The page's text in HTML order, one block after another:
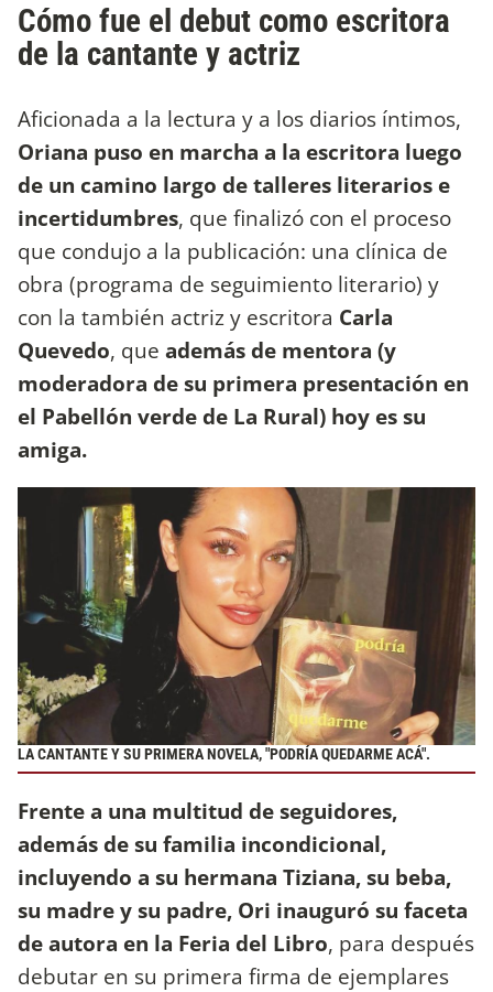
Cómo fue el debut como escritora
de la cantante y actriz
Aficionada a la lectura y a los diarios íntimos,
Oriana puso en marcha a la escritora luego
de un camino largo de talleres literarios e
incertidumbres, que finalizó con el proceso
que condujo a la publicación: una clínica de
obra (programa de seguimiento literario) y
con la también actriz y escritora Carla
Quevedo, que además de mentora (y
moderadora de su primera presentación en
el Pabellón verde de La Rural) hoy es su
amiga.
LA CANTANTE Y SU PRIMERA NOVELA, "PODRÍA QUEDARME ACÁ".
Frente a una multitud de seguidores,
además de su familia incondicional,
incluyendo a su hermana Tiziana, su beba,
su madre y su padre, Ori inauguró su faceta
de autora en la Feria del Libro, para después
debutar en su primera firma de ejemplares